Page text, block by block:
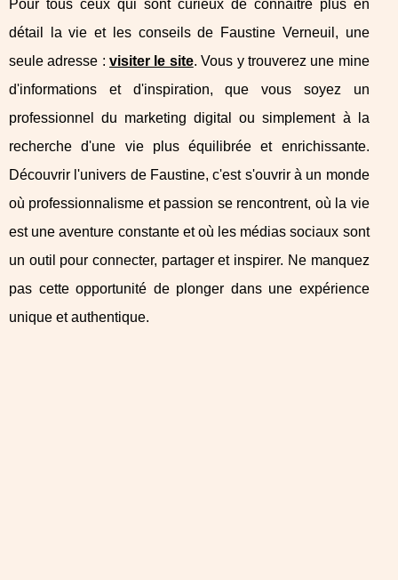
Pour tous ceux qui sont curieux de connaître plus en
détail la vie et les conseils de Faustine Verneuil, une
seule adresse :visiter le site. Vous y trouverez une mine
d'informations et d'inspiration, que vous soyez un
professionnel du marketing digital ou simplement à la
recherche d'une vie plus équilibrée et enrichissante.
Découvrir l'univers de Faustine, c'est s'ouvrir à un monde
où professionnalisme et passion se rencontrent, où la vie
est une aventure constante et où les médias sociaux sont
un outil pour connecter, partager et inspirer. Ne manquez
pas cette opportunité de plonger dans une expérience
unique et authentique.